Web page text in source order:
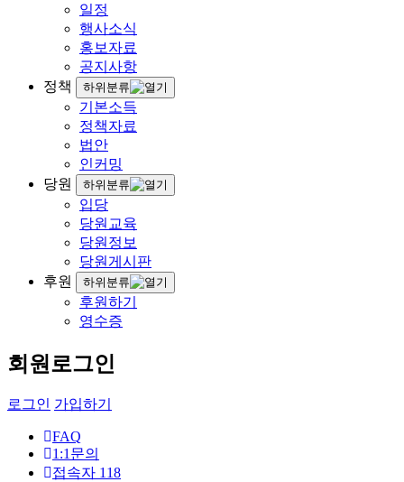
일정
행사소식
홍보자료
공지사항
정책
하위분류
기본소득
정책자료
법안
인커밍
당원
하위분류
입당
당원교육
당원정보
당원게시판
후원
하위분류
후원하기
영수증
회원로그인
로그인 가입하기
FAQ
1:1문의
접속자 118